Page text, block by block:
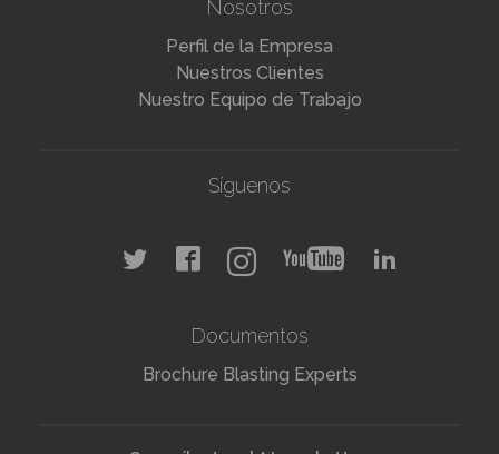
Nuestros Clientes
Nuestro Equipo de Trabajo
Documentos